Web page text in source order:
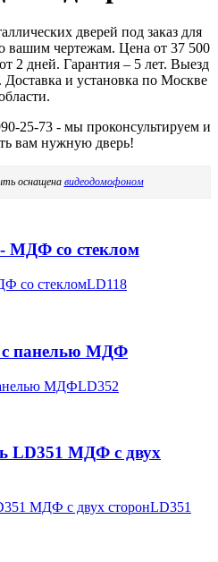
дверей под заказ для
вашим чертежам. Цена от 37 500
2 дней. Гарантия – 5 лет. Выезд
Доставка и установка по Москве
25-73 - мы проконсультируем и
вам нужную дверь!
оснащена видеодомофоном
МДФ со стеклом
LD118
с панелью МДФ
LD352
LD351 МДФ с двух
LD351